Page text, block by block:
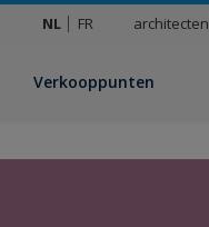
NL FR architecten
Verkooppunten